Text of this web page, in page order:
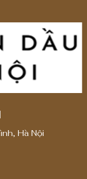
Hà Nội